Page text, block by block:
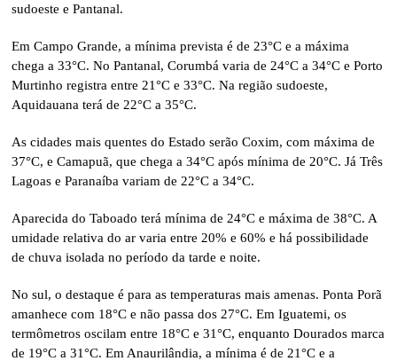
sudoeste e Pantanal.
Em Campo Grande, a mínima prevista é de 23°C e a máxima
chega a 33°C. No Pantanal, Corumbá varia de 24°C a 34°C e Porto
Murtinho registra entre 21°C e 33°C. Na região sudoeste,
Aquidauana terá de 22°C a 35°C.
As cidades mais quentes do Estado serão Coxim, com máxima de
37°C, e Camapuã, que chega a 34°C após mínima de 20°C. Já Três
Lagoas e Paranaíba variam de 22°C a 34°C.
Aparecida do Taboado terá mínima de 24°C e máxima de 38°C. A
umidade relativa do ar varia entre 20% e 60% e há possibilidade
de chuva isolada no período da tarde e noite.
No sul, o destaque é para as temperaturas mais amenas. Ponta Porã
amanhece com 18°C e não passa dos 27°C. Em Iguatemi, os
termômetros oscilam entre 18°C e 31°C, enquanto Dourados marca
de 19°C a 31°C. Em Anaurilândia, a mínima é de 21°C e a